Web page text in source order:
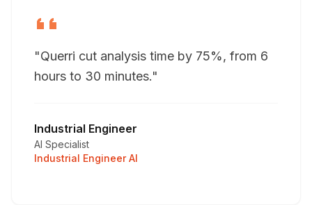
"Querri cut analysis time by 75%, from 6
hours to 30 minutes."
Industrial Engineer
AI Specialist
Industrial Engineer AI